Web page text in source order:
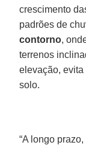
crescimento
padrões de
contorno,
terrenos
elevação,
solo.
“A longo